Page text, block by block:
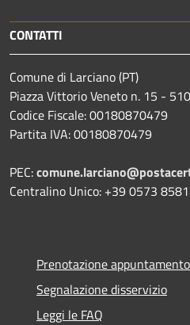
CONTATTI
Comune di Larciano (PT)
Piazza Vittorio Veneto n. 15 -
Codice Fiscale: 00180870479
Partita IVA: 00180870479
PEC:
Centralino Unico: +39 0573
Prenotazione appuntamento
Segnalazione disservizio
Leggi le FAQ